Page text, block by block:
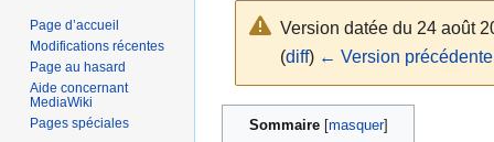
Version datée du 24 août
(diff) ← Version précédente
Aller
Aller
Sommaire
Page d’accueil
Modifications récentes
Page au hasard
Aide concernant
MediaWiki
Pages spéciales